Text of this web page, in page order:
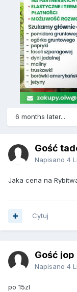
6 months later...
Gość
Napisano 4
Jaka cena na
Cytuj
Gość jop
Napisano 4
po 15zl